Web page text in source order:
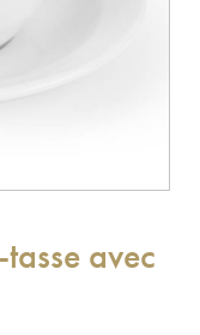
avec